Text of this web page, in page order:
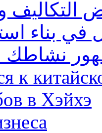
بناء
к
в Хэйхэ